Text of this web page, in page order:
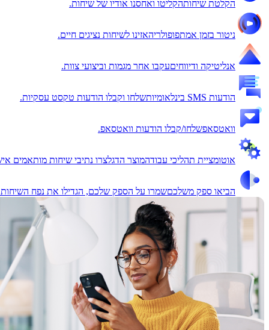
הקלטת שיחותהקליטו ואחסנו אודיו של שיחות.
ניטור בזמן אמתפופולריהאזינו לשיחות נציגים חיים.
אנליטיקה ודיווחיםעקבו אחר מגמות וביצועי צוות.
הודעות SMS בינלאומיות שלחו וקבלו הודעות טקסט עסקיות.
וואטסאפשלחו/קבלו הודעות וואטסאפ.
אוטומציית תהליכי עבודהמוצר הדגלצרו נתיבי שיחות מותאמים
הביאו ספק משלכםשמרו על הספק שלכם, הגדילו את נפח